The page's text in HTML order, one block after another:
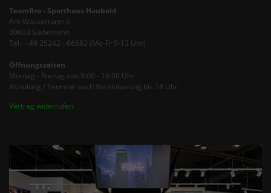
TeamBro - Sporthaus Haubold
Am Wasserturm 6
09603 Siebenlehn
Tel.: +49 35242 - 66683 (Mo-Fr 9-13 Uhr)
Öffnungszeiten
Montag - Freitag von 9:00 - 16:00 Uhr
Abholung / Termine nach Vereinbarung bis 18 Uhr
Vertrag widerrufen